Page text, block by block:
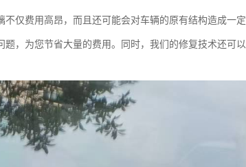
仅费用高昂，而且还可能会对车辆的原有结构造成一
，为您节省大量的费用。同时，我们的修复技术还可